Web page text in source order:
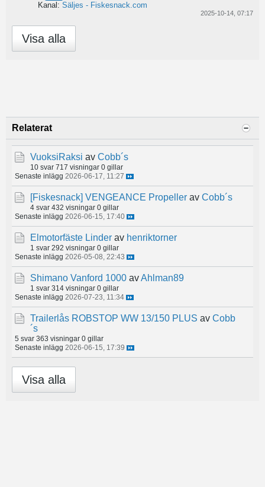
Kanal: Säljes - Fiskesnack.com
2025-10-14, 07:17
Visa alla
Relaterat
VuoksiRaksi av Cobb´s
10 svar 717 visningar 0 gillar
Senaste inlägg 2026-06-17, 11:27
[Fiskesnack] VENGEANCE Propeller av Cobb´s
4 svar 432 visningar 0 gillar
Senaste inlägg 2026-06-15, 17:40
Elmotorfäste Linder av henriktorner
1 svar 292 visningar 0 gillar
Senaste inlägg 2026-05-08, 22:43
Shimano Vanford 1000 avAhlman89
1 svar 314 visningar 0 gillar
Senaste inlägg 2026-07-23, 11:34
Trailerlås ROBSTOP WW 13/150 PLUS av Cobb
´s
5 svar 363 visningar 0 gillar
Senaste inlägg 2026-06-15, 17:39
Visa alla